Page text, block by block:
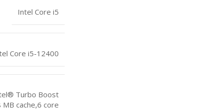
Intel Core i5
Core i5-12400
Turbo Boost
cache,6 core